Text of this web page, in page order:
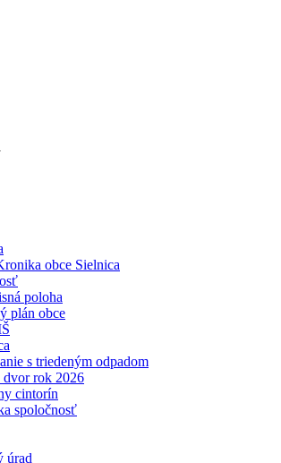
obce Sielnica
poloha
plán obce
s triedeným odpadom
dvor rok 2026
cintorín
spoločnosť
úrad